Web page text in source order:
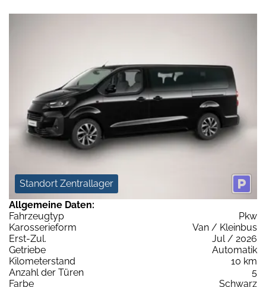
Standort Zentrallager
Allgemeine Daten:
Fahrzeugtyp
Pkw
Karosserieform
Van / Kleinbus
Erst-Zul.
Jul / 2026
Getriebe
Automatik
Kilometerstand
10 km
Anzahl der Türen
5
Farbe
Schwarz